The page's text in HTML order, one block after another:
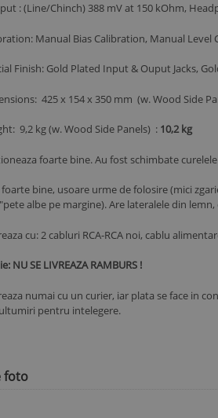
: (Line/Chinch) 388 mV at 150 kOhm,
Manual Bias Calibration, Manual Level
Finish: Gold Plated Input & Ouput Jacks,
425 x 154 x 350 mm (w. Wood Side
9,2 kg (w. Wood Side Panels) : 10,2 kg
foarte bine. Au fost schimbate
bine, usoare urme de folosire (mici
albe pe margine). Are lateralele din lemn,
cu: 2 cabluri RCA-RCA noi, cablu
NU SE LIVREAZA RAMBURS !
numai cu un curier, iar plata se face in
pentru intelegere.
foto